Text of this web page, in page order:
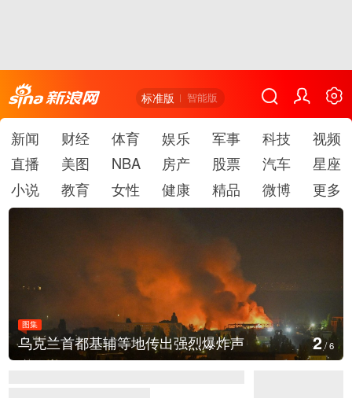
标准版 智能版
新闻 财经 体育 娱乐 军事 科技
视频
直播
美图 NBA 房产 股票 汽车
星座
小说
教育 女性 健康 精品 微博 更多
图集
乌克兰首都基辅等地传出强烈爆炸声 2/6